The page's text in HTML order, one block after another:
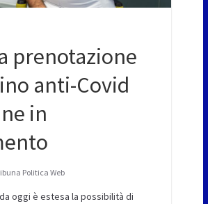
prenotazione
anti-Covid
in
Politica Web
da oggi è estesa la possibilità di